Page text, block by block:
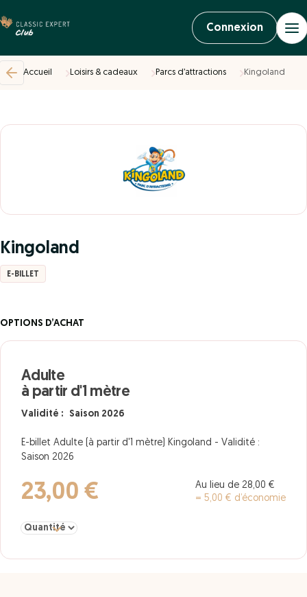
Connexion
Accueil Loisirs & cadeaux Parcs d’attractions Kingoland
Kingoland
E-BILLET
OPTIONS D’ACHAT
Adulte
à partir d'1 mètre
Validité : Saison 2026
E-billet Adulte (à partir d'1 mètre) Kingoland - Validité :
Saison 2026
23,00 €
Au lieu de 28,00 €
= 5,00 € d’économie
Sélectionner la quantité pour Adulte à partir d'1 mètre